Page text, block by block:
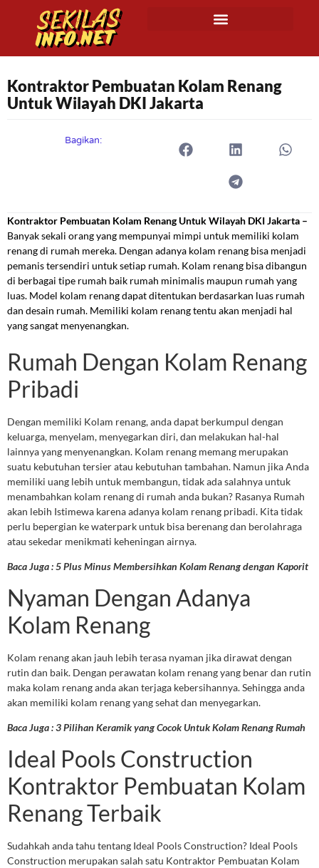
Kontraktor Pembuatan Kolam Renang
Untuk Wilayah DKI Jakarta
Bagikan:
Kontraktor Pembuatan Kolam Renang Untuk Wilayah DKI Jakarta –
Banyak sekali orang yang mempunyai mimpi untuk memiliki kolam
renang di rumah mereka. Dengan adanya kolam renang bisa menjadi
pemanis tersendiri untuk setiap rumah. Kolam renang bisa dibangun
di berbagai tipe rumah baik rumah minimalis maupun rumah yang
luas. Model kolam renang dapat ditentukan berdasarkan luas rumah
dan desain rumah. Memiliki kolam renang tentu akan menjadi hal
yang sangat menyenangkan.
Rumah Dengan Kolam Renang
Pribadi
Dengan memiliki Kolam renang, anda dapat berkumpul dengan
keluarga, menyelam, menyegarkan diri, dan melakukan hal-hal
lainnya yang menyenangkan. Kolam renang memang merupakan
suatu kebutuhan tersier atau kebutuhan tambahan. Namun jika Anda
memiliki uang lebih untuk membangun, tidak ada salahnya untuk
menambahkan kolam renang di rumah anda bukan? Rasanya Rumah
akan lebih Istimewa karena adanya kolam renang pribadi. Kita tidak
perlu bepergian ke waterpark untuk bisa berenang dan berolahraga
atau sekedar menikmati keheningan airnya.
Baca Juga : 5 Plus Minus Membersihkan Kolam Renang dengan Kaporit
Nyaman Dengan Adanya
Kolam Renang
Kolam renang akan jauh lebih terasa nyaman jika dirawat dengan
rutin dan baik. Dengan perawatan kolam renang yang benar dan rutin
maka kolam renang anda akan terjaga kebersihannya. Sehingga anda
akan memiliki kolam renang yang sehat dan menyegarkan.
Baca Juga : 3 Pilihan Keramik yang Cocok Untuk Kolam Renang Rumah
Ideal Pools Construction
Kontraktor Pembuatan Kolam
Renang Terbaik
Sudahkah anda tahu tentang Ideal Pools Construction? Ideal Pools
Construction merupakan salah satu Kontraktor Pembuatan Kolam